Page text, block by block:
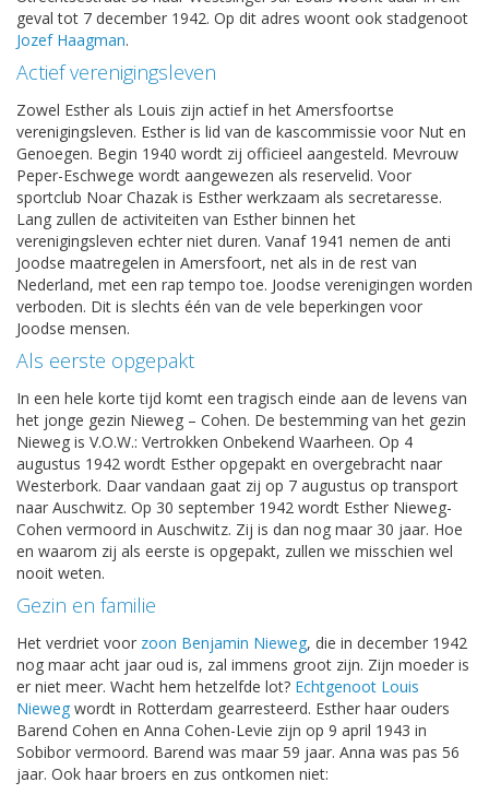
geval tot 7 december 1942. Op dit adres woont ook stadgenoot
Jozef Haagman.
Actief verenigingsleven
Zowel Esther als Louis zijn actief in het Amersfoortse
verenigingsleven. Esther is lid van de kascommissie voor Nut en
Genoegen. Begin 1940 wordt zij officieel aangesteld. Mevrouw
Peper-Eschwege wordt aangewezen als reservelid. Voor
sportclub Noar Chazak is Esther werkzaam als secretaresse.
Lang zullen de activiteiten van Esther binnen het
verenigingsleven echter niet duren. Vanaf 1941 nemen de anti
Joodse maatregelen in Amersfoort, net als in de rest van
Nederland, met een rap tempo toe. Joodse verenigingen worden
verboden. Dit is slechts één van de vele beperkingen voor
Joodse mensen.
Als eerste opgepakt
In een hele korte tijd komt een tragisch einde aan de levens van
het jonge gezin Nieweg – Cohen. De bestemming van het gezin
Nieweg is V.O.W.: Vertrokken Onbekend Waarheen. Op 4
augustus 1942 wordt Esther opgepakt en overgebracht naar
Westerbork. Daar vandaan gaat zij op 7 augustus op transport
naar Auschwitz. Op 30 september 1942 wordt Esther Nieweg-
Cohen vermoord in Auschwitz. Zij is dan nog maar 30 jaar. Hoe
en waarom zij als eerste is opgepakt, zullen we misschien wel
nooit weten.
Gezin en familie
Het verdriet voor zoon Benjamin Nieweg, die in december 1942
nog maar acht jaar oud is, zal immens groot zijn. Zijn moeder is
er niet meer. Wacht hem hetzelfde lot? Echtgenoot Louis
Nieweg wordt in Rotterdam gearresteerd. Esther haar ouders
Barend Cohen en Anna Cohen-Levie zijn op 9 april 1943 in
Sobibor vermoord. Barend was maar 59 jaar. Anna was pas 56
jaar. Ook haar broers en zus ontkomen niet: